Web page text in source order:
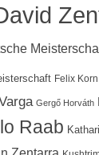
Felix Korn
Gergő Horváth
Raab